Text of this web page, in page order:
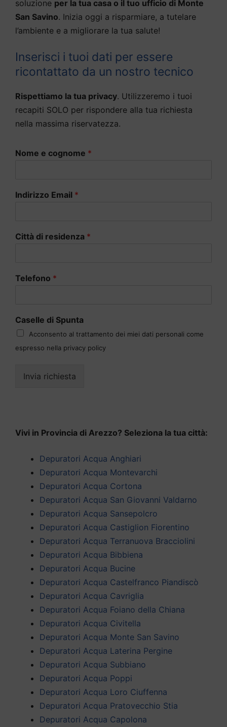
soluzione per la tua casa o il tuo ufficio di Monte
San Savino. Inizia oggi a risparmiare, a tutelare
l’ambiente e a migliorare la tua salute!
Inserisci i tuoi dati per essere
ricontattato da un nostro tecnico
Rispettiamo la tua privacy. Utilizzeremo i tuoi
recapiti SOLO per rispondere alla tua richiesta
nella massima riservatezza.
Nome e cognome *
Indirizzo Email *
Città di residenza *
Telefono *
Caselle di Spunta
Acconsento al trattamento dei miei dati personali come
espresso nella privacy policy
Invia richiesta
Vivi in Provincia di Arezzo? Seleziona la tua città:
Depuratori Acqua Anghiari
Depuratori Acqua Montevarchi
Depuratori Acqua Cortona
Depuratori Acqua San Giovanni Valdarno
Depuratori Acqua Sansepolcro
Depuratori Acqua Castiglion Fiorentino
Depuratori Acqua Terranuova Bracciolini
Depuratori Acqua Bibbiena
Depuratori Acqua Bucine
Depuratori Acqua Castelfranco Piandiscò
Depuratori Acqua Cavriglia
Depuratori Acqua Foiano della Chiana
Depuratori Acqua Civitella
Depuratori Acqua Monte San Savino
Depuratori Acqua Laterina Pergine
Depuratori Acqua Subbiano
Depuratori Acqua Poppi
Depuratori Acqua Loro Ciuffenna
Depuratori Acqua Pratovecchio Stia
Depuratori Acqua Capolona